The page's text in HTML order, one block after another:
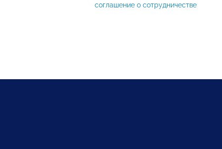
соглашение о сотрудничестве